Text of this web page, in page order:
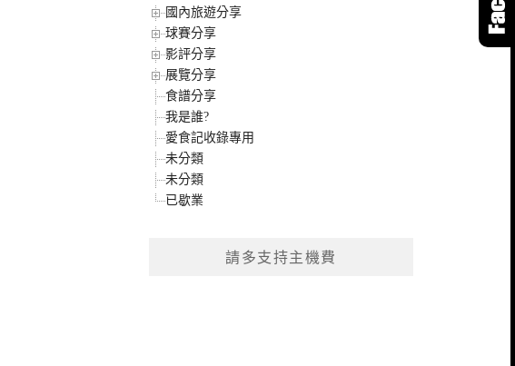
國內旅遊分享
球賽分享
影評分享
展覽分享
食譜分享
我是誰?
愛食記收錄專用
未分類
未分類
已歇業
請多支持主機費